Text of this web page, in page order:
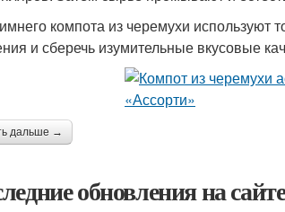
компота из черемухи используют
и сберечь изумительные вкусовые
дальше →
обновления на